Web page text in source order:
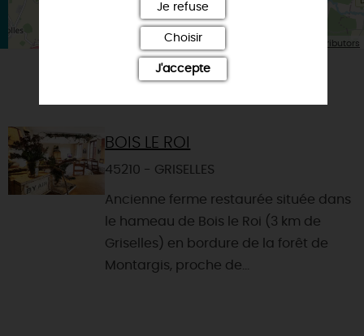
Leaflet| Map data © OpenStreetMap contributors
BOIS LE ROI
45210 - GRISELLES
Ancienne ferme restaurée située dans
le hameau de Bois le Roi (3 km de
Griselles) en bordure de la forêt de
Montargis, proche de...
Je refuse
Choisir
J'accepte